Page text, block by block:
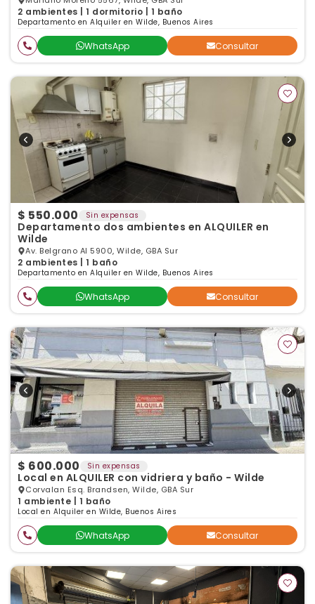
2 ambientes | 1 dormitorio | 1 baño
Departamento en Alquiler en Wilde, Buenos Aires
WhatsApp Consultar
$ 550.000 Sin expensas
Departamento dos ambientes en ALQUILER en
Wilde
Av. Belgrano Al 5900, Wilde, GBA Sur
2 ambientes | 1 baño
Departamento en Alquiler en Wilde, Buenos Aires
WhatsApp Consultar
$ 600.000 Sin expensas
Local en ALQUILER con vidriera y baño - Wilde
Corvalan Esq. Brandsen, Wilde, GBA Sur
1 ambiente | 1 baño
Local en Alquiler en Wilde, Buenos Aires
WhatsApp Consultar